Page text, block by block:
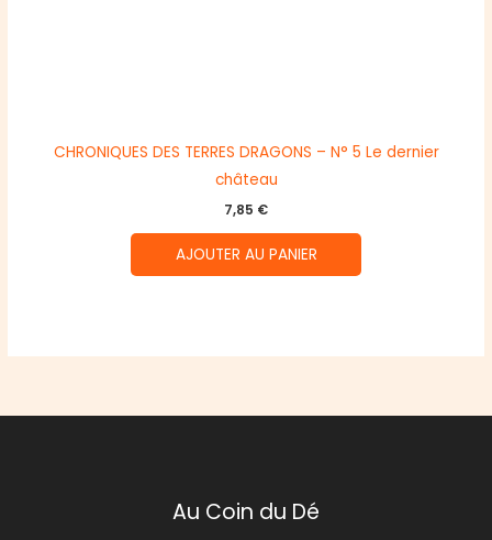
CHRONIQUES DES TERRES DRAGONS – N° 5 Le dernier
château
7,85 €
AJOUTER AU PANIER
Au Coin du Dé